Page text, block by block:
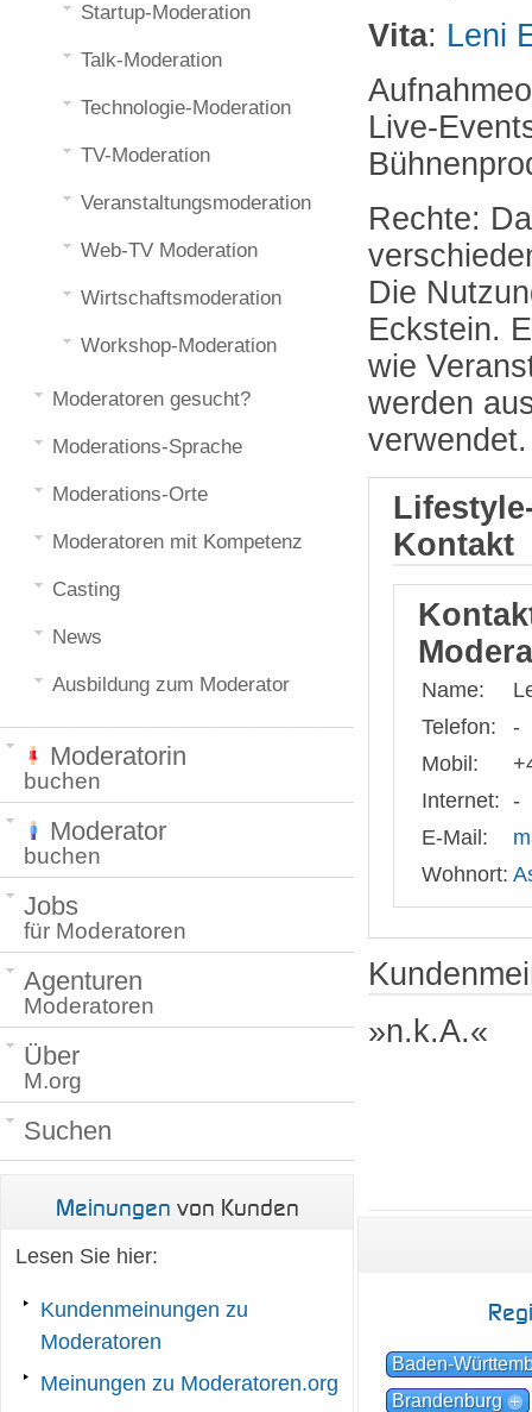
Vita: Leni
Live-
Rechte:
Die
Eckstein.
wie
werden
verwendet.
Kontakt
Name:
Telefon:
-
Mobil:
Internet: -
E-Mail:
Wohnort:
»n.k.A.«
Baden-
Brandenburg
Startup-Moderation
Talk-Moderation
Technologie-Moderation
TV-Moderation
Veranstaltungsmoderation
Web-TV Moderation
Wirtschaftsmoderation
Workshop-Moderation
Moderatoren gesucht?
Moderations-Sprache
Moderations-Orte
Moderatoren mit Kompetenz
Casting
News
Ausbildung zum Moderator
Moderatorin
buchen
Moderator
buchen
Jobs
für Moderatoren
Agenturen
Moderatoren
Über
M.org
Suchen
Meinungen von Kunden
Lesen Sie hier:
Kundenmeinungen zu
Moderatoren
Meinungen zu Moderatoren.org